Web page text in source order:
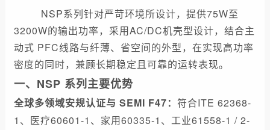
NSP系列针对严苛环境所设计，提供75W至
3200W的输出功率，采用AC/DC机壳型设计，结合主
动式 PFC线路与纤薄、省空间的外型，在实现高功率
密度的同时，兼顾长期稳定且可靠的运转表现。
一、NSP 系列主要优势
全球多领域安规认证与 SEMI F47： 符合ITE 62368-
1、医疗60601-1、家用60335-1、工业61558-1 / 2-